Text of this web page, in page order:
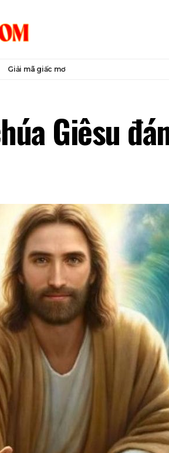
Giải mã giấc mơ
Giêsu